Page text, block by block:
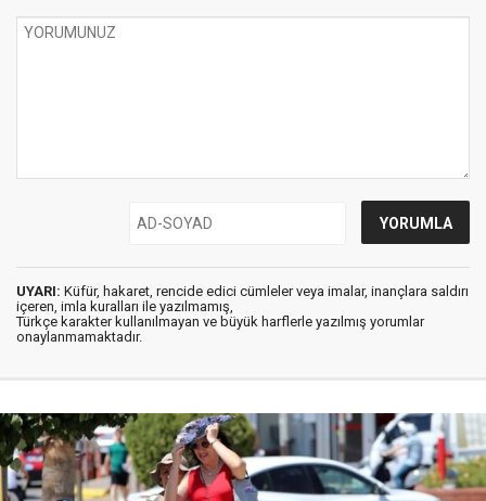
UYARI: Küfür, hakaret, rencide edici cümleler veya imalar, inançlara saldırı
içeren, imla kuralları ile yazılmamış,
Türkçe karakter kullanılmayan ve büyük harflerle yazılmış yorumlar
onaylanmamaktadır.